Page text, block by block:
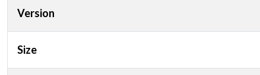
Version
Size